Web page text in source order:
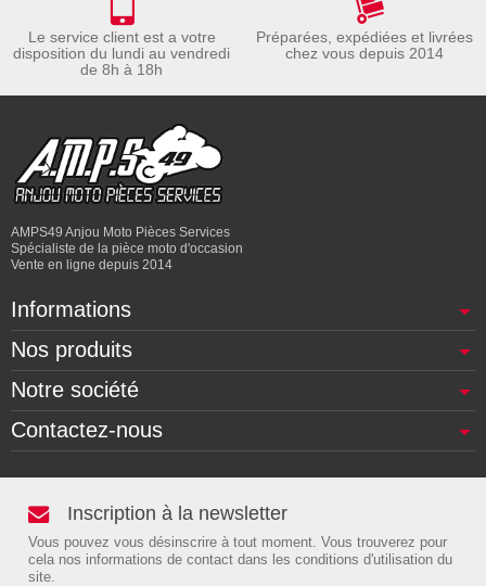
Le service client est a votre
disposition du lundi au vendredi
de 8h à 18h
Préparées, expédiées et livrées
chez vous depuis 2014
AMPS49 Anjou Moto Pièces Services
Spécialiste de la pièce moto d'occasion
Vente en ligne depuis 2014
Informations
Nos produits
Notre société
Contactez-nous
Inscription à la newsletter
Vous pouvez vous désinscrire à tout moment. Vous trouverez pour
cela nos informations de contact dans les conditions d'utilisation du
site.